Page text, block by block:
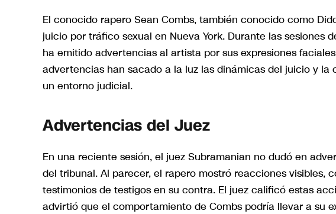
El conocido rapero Sean Combs, también conocido como
juicio por tráfico sexual en Nueva York. Durante las sesiones
ha emitido advertencias al artista por sus expresiones
advertencias han sacado a la luz las dinámicas del juicio y
un entorno judicial.
Advertencias del Juez
En una reciente sesión, el juez Subramanian no dudó en
del tribunal. Al parecer, el rapero mostró reacciones visibles,
testimonios de testigos en su contra. El juez calificó estas
advirtió que el comportamiento de Combs podría llevar a su